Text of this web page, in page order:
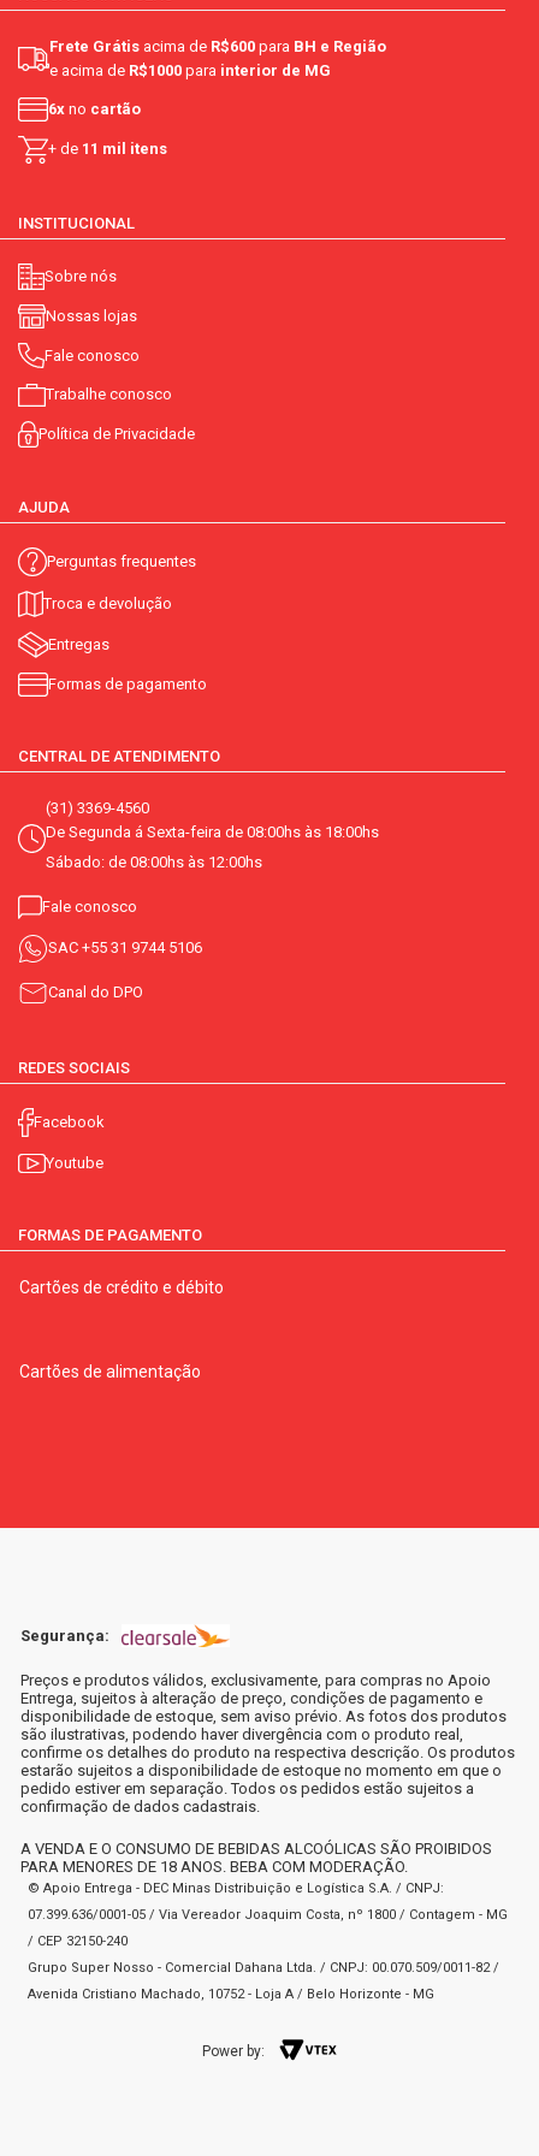
Frete Grátis acima de R$600 para BH e Região
e acima de R$1000 para interior de MG
6x no cartão
+ de 11 mil itens
INSTITUCIONAL
Sobre nós
Nossas lojas
Fale conosco
Trabalhe conosco
Política de Privacidade
AJUDA
Perguntas frequentes
Troca e devolução
Entregas
Formas de pagamento
CENTRAL DE ATENDIMENTO
(31) 3369-4560
De Segunda á Sexta-feira de 08:00hs às 18:00hs
Sábado: de 08:00hs às 12:00hs
Fale conosco
SAC +55 31 9744 5106
Canal do DPO
REDES SOCIAIS
Facebook
Youtube
FORMAS DE PAGAMENTO
Cartões de crédito e débito
Cartões de alimentação
Segurança:
Preços e produtos válidos, exclusivamente, para compras no Apoio
Entrega, sujeitos à alteração de preço, condições de pagamento e
disponibilidade de estoque, sem aviso prévio. As fotos dos produtos
são ilustrativas, podendo haver divergência com o produto real,
confirme os detalhes do produto na respectiva descrição. Os produtos
estarão sujeitos a disponibilidade de estoque no momento em que o
pedido estiver em separação. Todos os pedidos estão sujeitos a
confirmação de dados cadastrais.
A VENDA E O CONSUMO DE BEBIDAS ALCOÓLICAS SÃO PROIBIDOS
PARA MENORES DE 18 ANOS. BEBA COM MODERAÇÃO.
© Apoio Entrega - DEC Minas Distribuição e Logística S.A. / CNPJ:
07.399.636/0001-05 / Via Vereador Joaquim Costa, nº 1800 / Contagem - MG
/ CEP 32150-240
Grupo Super Nosso - Comercial Dahana Ltda. / CNPJ: 00.070.509/0011-82 /
Avenida Cristiano Machado, 10752 - Loja A / Belo Horizonte - MG
Power by: